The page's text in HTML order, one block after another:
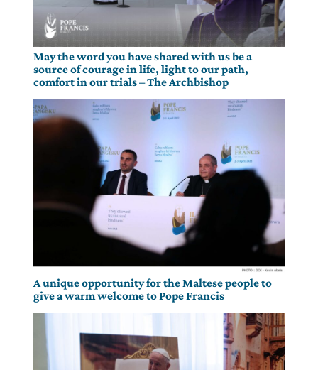
May the word you have shared with us be a
source of courage in life, light to our path,
comfort in our trials – The Archbishop
A unique opportunity for the Maltese people to
give a warm welcome to Pope Francis